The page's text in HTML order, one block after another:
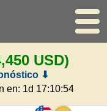
USD)
⬇
en: 1d 17:10:53